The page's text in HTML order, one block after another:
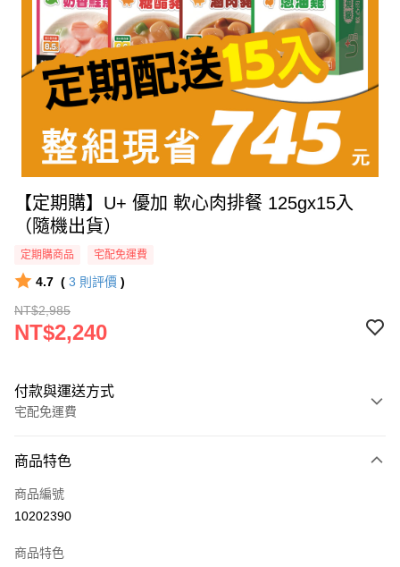
【定期購】U+ 優加 軟心肉排餐 125gx15入
（隨機出貨）
定期購商品 宅配免運費
4.7 ( 3 則評價 )
NT$2,985
NT$2,240
付款與運送方式
宅配免運費
信用卡一次付款
貨到付款
運送方式
商品特色
商品編號
10202390
商品特色